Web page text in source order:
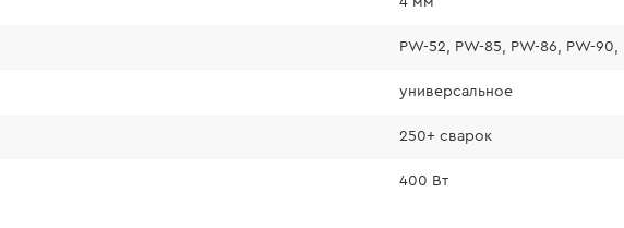
PW-52, PW-85, PW-86, PW-90,
универсальное
250+ сварок
400 Вт